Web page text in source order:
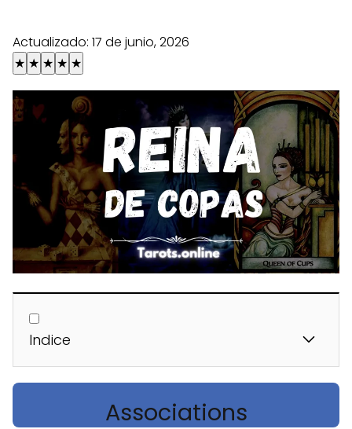
Actualizado: 17 de junio, 2026
★ ★ ★ ★ ★
Indice
Associations